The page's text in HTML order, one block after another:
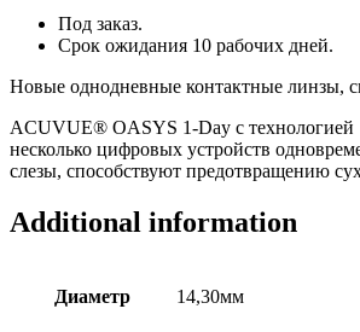
Под заказ.
Срок ожидания 10 рабочих дней.
Новые однодневные контактные линзы,
ACUVUE® OASYS 1-Day с технологией
несколько цифровых устройств
слезы, способствуют предотвращению
Additional information
Диаметр 14,30мм